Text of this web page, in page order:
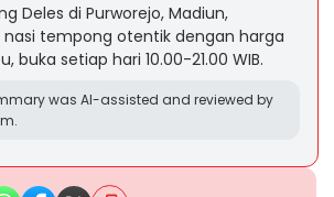
Deles di Purworejo, Madiun,
tempong otentik dengan harga
buka setiap hari 10.00-21.00 WIB.
was AI-assisted and reviewed by